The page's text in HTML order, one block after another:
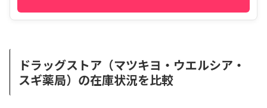
ドラッグストア（マツキヨ・ウエルシア・
スギ薬局）の在庫状況を比較